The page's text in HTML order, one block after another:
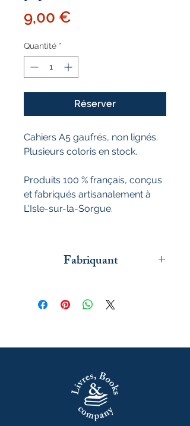
9,00 €
Quantité *
Réserver
Cahiers A5 gaufrés, non lignés.
Plusieurs coloris en stock.
Produits 100 % français, conçus
et fabriqués artisanalement à
L'Isle-sur-la-Sorgue.
Fabriquant